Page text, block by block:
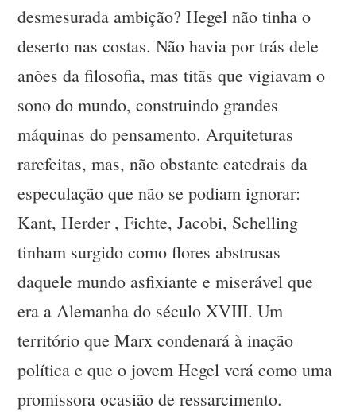
desmesurada ambição? Hegel não tinha o
deserto nas costas. Não havia por trás dele
anões da filosofia, mas titãs que vigiavam o
sono do mundo, construindo grandes
máquinas do pensamento. Arquiteturas
rarefeitas, mas, não obstante catedrais da
especulação que não se podiam ignorar:
Kant, Herder , Fichte, Jacobi, Schelling
tinham surgido como flores abstrusas
daquele mundo asfixiante e miserável que
era a Alemanha do século XVIII. Um
território que Marx condenará à inação
política e que o jovem Hegel verá como uma
promissora ocasião de ressarcimento.